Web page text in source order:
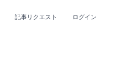
記事リクエスト ログイン